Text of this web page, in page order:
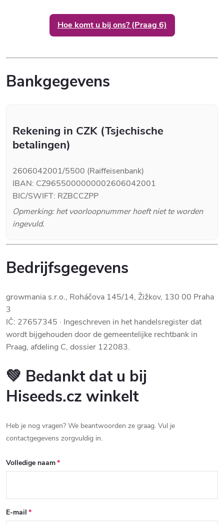
Hoe komt u bij ons? (Praag 6)
Bankgegevens
Rekening in CZK (Tsjechische
betalingen)
2606042001/5500 (Raiffeisenbank)
IBAN: CZ9655000000002606042001
BIC/SWIFT: RZBCCZPP
Opmerking: het voorloopnummer hoeft niet te worden
ingevuld.
Bedrijfsgegevens
growmania s.r.o., Roháčova 145/14, Žižkov, 130 00 Praha
3
IČ: 27657345 · Ingeschreven in het handelsregister dat
wordt bijgehouden door de gemeentelijke rechtbank in
Praag, afdeling C, dossier 122083.
💚 Bedankt dat u bij
Hiseeds.cz winkelt
Heb je nog vragen? We beantwoorden ze graag. Vul je
contactgegevens zorgvuldig in.
Volledige naam
E-mail